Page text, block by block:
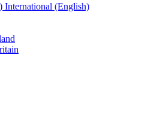
International (English)